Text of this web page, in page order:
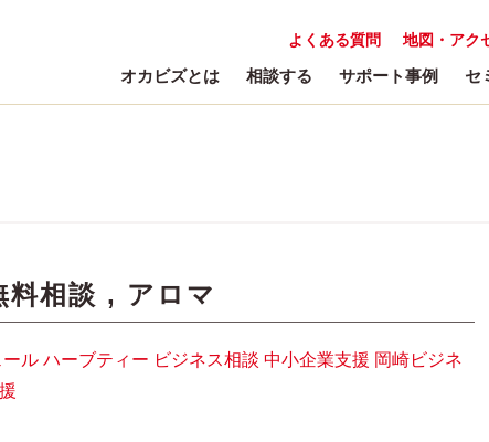
地図・アク
よくある質問
オカビズとは 相談する サポート事例 セ
料相談 , アロマ
ール ハーブティー ビジネス相談 中小企業支援 岡崎ビジネ